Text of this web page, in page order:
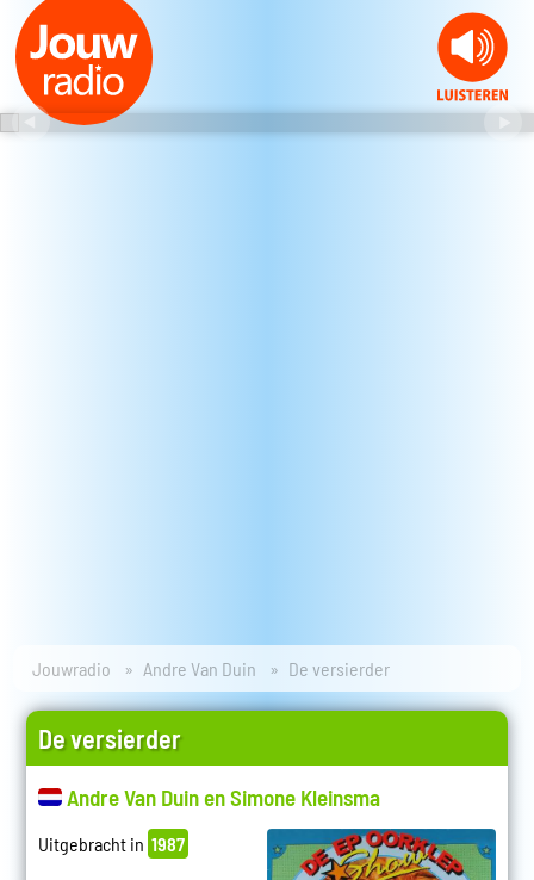
Jouwradio Andre Van Duin De versierder
De versierder
Andre Van Duin en Simone Kleinsma
Uitgebracht in 1987